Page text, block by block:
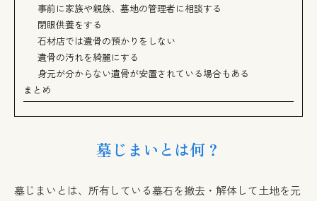
事前に家族や親族、墓地の管理者に相談する
閉眼供養をする
石材店では遺骨の預かりをしない
遺骨の汚れを綺麗にする
身元が分からない遺骨が安置されている場合もある
まとめ
墓じまいとは何？
墓じまいとは、所有している墓石を撤去・解体して土地を元